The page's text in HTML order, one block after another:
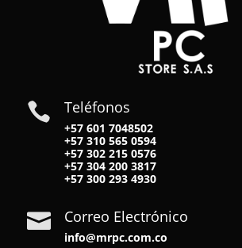
 Teléfonos
+57 601 7048502
+57310 565 0594
+57302 215 0576
+57304 200 3817
+57300 293 4930
 Correo Electrónico
info@mrpc.com.co